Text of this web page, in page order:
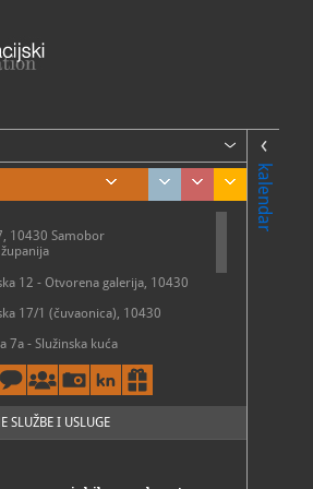
kalendar
10430 Samobor
12 - Otvorena galerija, 10430
17/1 (čuvaonica), 10430
7a - Služinska kuća
Barbara, Rude, 10430 Samobor
petak: 8 - 16 h
19 h
10 - 18 h
SLUŽBE I USLUGE